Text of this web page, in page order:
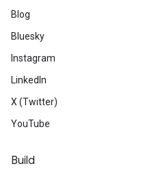
Blog
Bluesky
Instagram
LinkedIn
X (Twitter)
YouTube
Build